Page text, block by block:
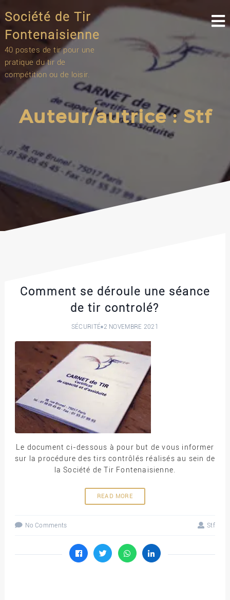
toSociété de Tir
Fontenaisienne
40 postes de tir pour une
pratique du tir de
compétition ou de loisir.
Auteur/autrice :Stf
Comment se déroule une séance
de tir controlé?
SÉCURITÉ 2 NOVEMBRE 2021
Le document ci-dessous à pour but de vous informer
sur la procédure des tirs contrôlés réalisés au sein de
la Société de Tir Fontenaisienne.
READ MORE
No Comments Stf